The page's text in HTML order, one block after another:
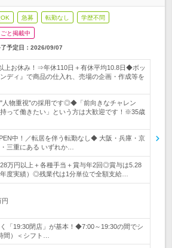
急募 転勤なし 学歴不問
と掲載中
予定日： 2026/09/07
上お休み！⇒年休110日＋有休平均10.8日◆ボッ
ディ』で商品の仕入れ、売場の企画・作成等を
物重視"の採用です◎◆「前向きなチャレン
って働きたい」という方は大歓迎です！※35歳
中！／転居を伴う転勤なし◆ 大阪・兵庫・京
三重にある いずれか…
万円以上＋各種手当＋賞与年2回◎賞与は5.28
度実績）◎残業代は1分単位で全額支給…
円
「19:30閉店」が基本！◆7:00～19:30の間でシ
間）＜シフト…